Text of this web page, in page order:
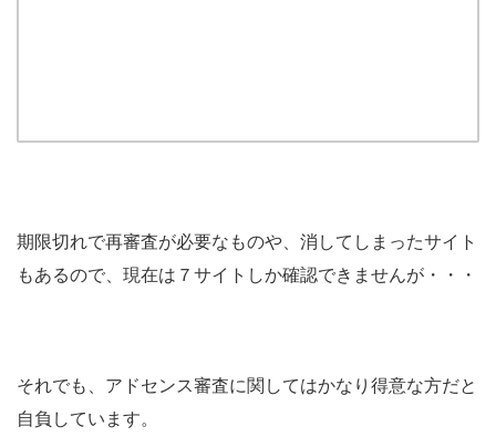
期限切れで再審査が必要なものや、消してしまったサイト
もあるので、現在は７サイトしか確認できませんが・・・
それでも、アドセンス審査に関してはかなり得意な方だと
自負しています。